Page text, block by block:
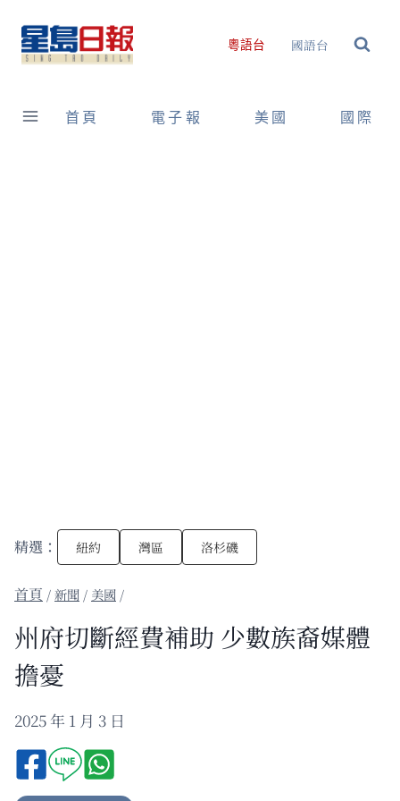
content
粵語台 國語台
首頁 電子報 美國 國際
精選： 紐約 灣區 洛杉磯
/新聞 / 美國 /
州府切斷經費補助 少數族裔媒體
擔憂
2025 年 1 月 3 日